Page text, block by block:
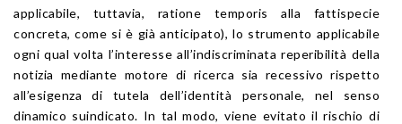
applicabile, tuttavia, ratione temporis alla fattispecie
concreta, come si è già anticipato), lo strumento applicabile
ogni qual volta l’interesse all’indiscriminata reperibilità della
notizia mediante motore di ricerca sia recessivo rispetto
all’esigenza di tutela dell’identità personale, nel senso
dinamico suindicato. In tal modo, viene evitato il rischio di